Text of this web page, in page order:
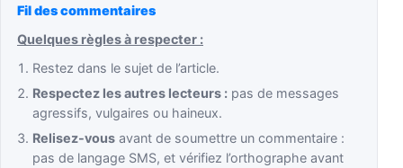
Fil des commentaires
Quelques règles à respecter :
Restez dans le sujet de l’article.
Respectez les autres lecteurs : pas de messages
agressifs, vulgaires ou haineux.
Relisez-vous avant de soumettre un commentaire :
pas de langage SMS, et vérifiez l’orthographe avant